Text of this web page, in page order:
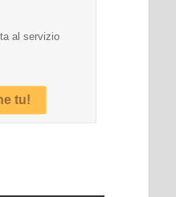
al servizio
tu!